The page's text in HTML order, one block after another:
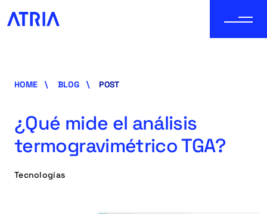
HOME BLOG POST
¿Qué mide el análisis
termogravimétrico TGA?
Tecnologías